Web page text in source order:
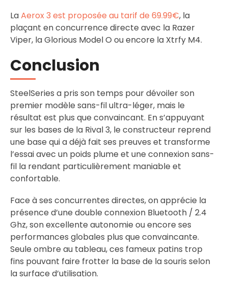
LaAerox 3 est proposée au tarif de 69.99€, la
plaçant en concurrence directe avec la Razer
Viper, la Glorious Model O ou encore la Xtrfy M4.
Conclusion
SteelSeries a pris son temps pour dévoiler son
premier modèle sans-fil ultra-léger, mais le
résultat est plus que convaincant. En s’appuyant
sur les bases de la Rival 3, le constructeur reprend
une base qui a déjà fait ses preuves et transforme
l’essai avec un poids plume et une connexion sans-
fil la rendant particulièrement maniable et
confortable.
Face à ses concurrentes directes, on apprécie la
présence d’une double connexion Bluetooth / 2.4
Ghz, son excellente autonomie ou encore ses
performances globales plus que convaincante.
Seule ombre au tableau, ces fameux patins trop
fins pouvant faire frotter la base de la souris selon
la surface d’utilisation.